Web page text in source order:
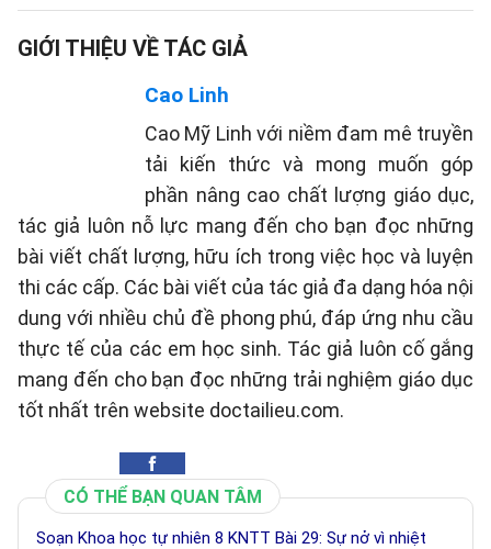
GIỚI THIỆU VỀ TÁC GIẢ
Cao Linh
Cao Mỹ Linh với niềm đam mê truyền
tải kiến thức và mong muốn góp
phần nâng cao chất lượng giáo dục,
tác giả luôn nỗ lực mang đến cho bạn đọc những
bài viết chất lượng, hữu ích trong việc học và luyện
thi các cấp. Các bài viết của tác giả đa dạng hóa nội
dung với nhiều chủ đề phong phú, đáp ứng nhu cầu
thực tế của các em học sinh. Tác giả luôn cố gắng
mang đến cho bạn đọc những trải nghiệm giáo dục
tốt nhất trên website doctailieu.com.
CÓ THỂ BẠN QUAN TÂM
Soạn Khoa học tự nhiên 8 KNTT Bài 29: Sự nở vì nhiệt